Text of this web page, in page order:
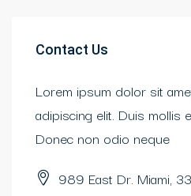
Contact Us
Lorem ipsum dolor sit
adipiscing elit. Duis mollis
Donec non odio neque
989 East Dr. Miami,